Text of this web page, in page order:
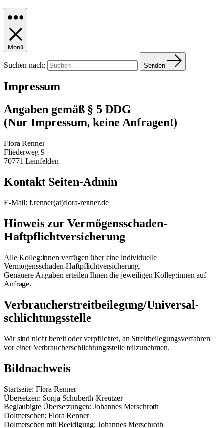
Menü
Suchen nach: Senden
Impressum
Angaben gemäß § 5 DDG
(Nur Impressum, keine Anfragen!)
Flora Renner
Fliederweg 9
70771 Leinfelden
Kontakt Seiten-Admin
E-Mail: f.renner(at)flora-renner.de
Hinweis zur Vermögensschaden-
Haftpflichtversicherung
Alle Kolleg:innen verfügen über eine individuelle
Vermögensschaden-Haftpflichtversicherung.
Genauere Angaben erteilen Ihnen die jeweiligen Kolleg:innen auf
Anfrage.
Verbraucher­streit­beilegung/Universal­
schlichtungs­stelle
Wir sind nicht bereit oder verpflichtet, an Streitbeilegungsverfahren
vor einer Verbraucherschlichtungsstelle teilzunehmen.
Bildnachweis
Startseite: Flora Renner
Übersetzen: Sonja Schuberth-Kreutzer
Beglaubigte Übersetzungen: Johannes Merschroth
Dolmetschen: Flora Renner
Dolmetschen mit Beeidigung: Johannes Merschroth